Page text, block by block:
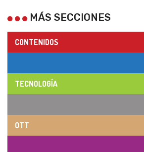
MÁS SECCIONES
CONTENIDOS
TECNOLOGÍA
OTT